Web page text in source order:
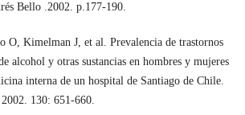
Bello .2002. p.177-190.
O, Kimelman J, et al. Prevalencia de trastornos
alcohol y otras sustancias en hombres y mujeres
interna de un hospital de Santiago de Chile.
130: 651-660.